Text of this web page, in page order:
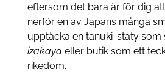
eftersom det bara är för dig
nerför en av Japans många
upptäcka en tanuki-staty som
izakaya eller butik som ett
rikedom.